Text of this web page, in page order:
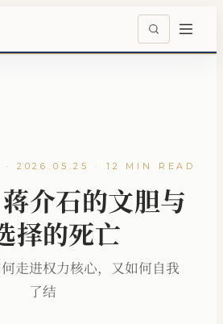
· 2026.05.25 · 12 MIN READ
介石的文胆与
择的死亡
走进权力核心，又如何自我
了结